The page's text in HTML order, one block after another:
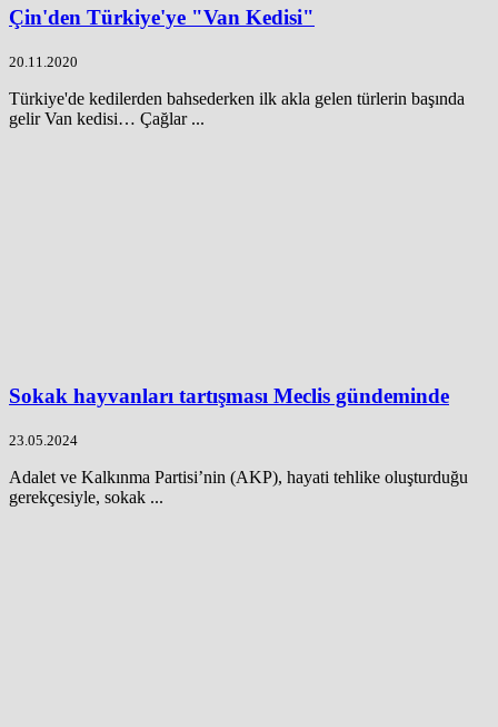
Çin'den Türkiye'ye "Van Kedisi"
20.11.2020
Türkiye'de kedilerden bahsederken ilk akla gelen türlerin başında
gelir Van kedisi… Çağlar ...
Sokak hayvanları tartışması Meclis gündeminde
23.05.2024
Adalet ve Kalkınma Partisi’nin (AKP), hayati tehlike oluşturduğu
gerekçesiyle, sokak ...